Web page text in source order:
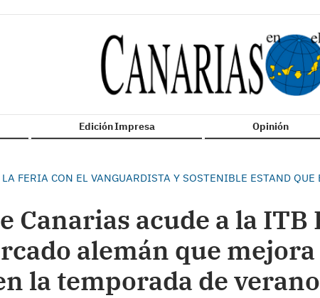
Edición Impresa Opinión
FERIA CON EL VANGUARDISTA Y SOSTENIBLE ESTAND QUE
Canarias acude a la
alemán que mejora
la temporada de verano